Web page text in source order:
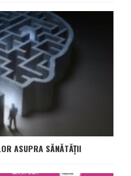
ASUPRA SĂNĂTĂȚII